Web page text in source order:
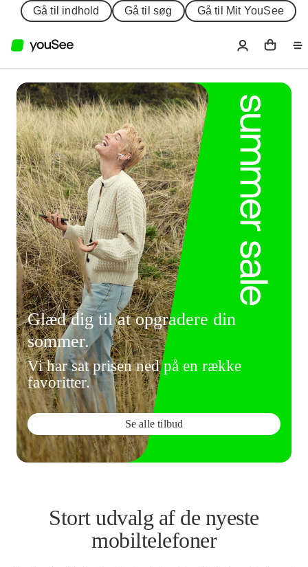
Gå til indhold Gå til søg Gå til Mit YouSee
Glæd dig til at opgradere din
sommer.
Vi har sat prisen ned på en række
favoritter.
Se alle tilbud
Stort udvalg af de nyeste
mobiltelefoner